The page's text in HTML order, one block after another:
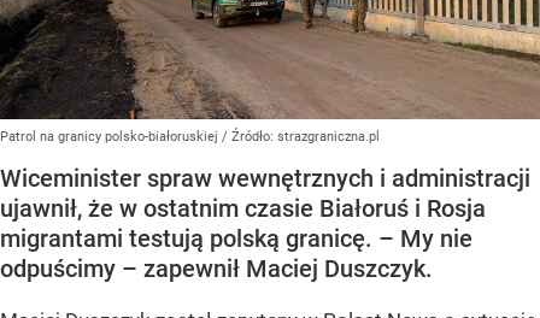
Patrol na granicy polsko-białoruskiej / Źródło: strazgraniczna.pl
Wiceminister spraw wewnętrznych i administracji
ujawnił, że w ostatnim czasie Białoruś i Rosja
migrantami testują polską granicę. – My nie
odpuścimy – zapewnił Maciej Duszczyk.